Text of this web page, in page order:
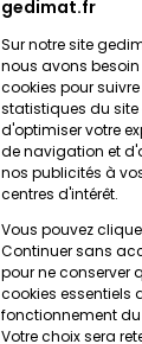
gedimat.fr
Sur notre site
nous avons
cookies pour suivre
statistiques du site
d'optimiser votre
de navigation et
nos publicités à
centres d'intérêt.
Vous pouvez
Continuer sans
pour ne conserver
cookies essentiels
fonctionnement du
Votre choix sera